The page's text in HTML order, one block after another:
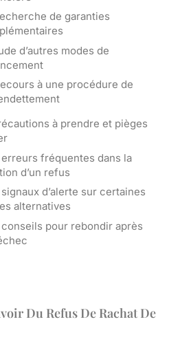
de garanties
d’autres modes de
à une procédure de
à prendre et pièges
erreurs fréquentes dans la
d’un refus
d’alerte sur certaines
alternatives
conseils pour rebondir après
Du Refus De Rachat De